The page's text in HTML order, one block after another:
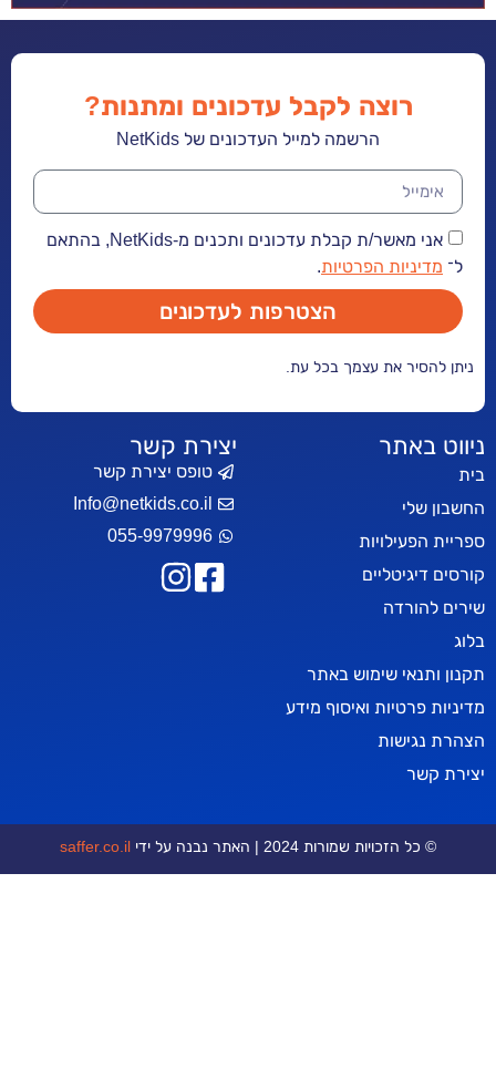
באתר
שלי
הפעילויות
שימוש באתר
פרטיות ואיסוף מידע
רוצה לקבל עדכונים ומתנות?
הרשמה למייל העדכונים של NetKids
אני מאשר/ת קבלת עדכונים ותכנים מ-NetKids, בהתאם
הפרטיות.
הצטרפות לעדכונים
את עצמך בכל עת.
יצירת קשר
טופס יצירת קשר
Info@netkids.co.il
055-9979996
© כל הזכויות שמורות 2024 | האתר נבנה על ידי saffer.co.il